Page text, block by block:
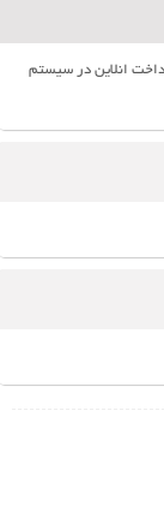
انلاین در سیستم